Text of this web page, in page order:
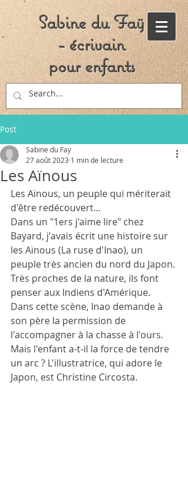
Sabine du Faÿ
- écrivain
pour enfants
Post
Les Aïnous
Sabine du Faÿ
27 août 2023 1 min de lecture
Les Aïnous, un peuple qui mériterait
d'être redécouvert...
Dans un "1ers j'aime lire" chez
Bayard, j'avais écrit une histoire sur
les Aïnous (La ruse d'Inao), un
peuple très ancien du nord du Japon.
Très proches de la nature, ils font
penser aux Indiens d'Amérique.
Dans cette scène, Inao demande à
son père la permission de
l'accompagner à la chasse à l'ours.
Mais l'enfant a-t-il la force de tendre
un arc ? L'illustratrice, qui adore le
Japon, est Christine Circosta.